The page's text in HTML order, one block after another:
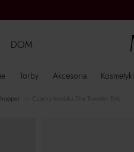
Torby Akcesoria Kosmetyki
DOM
Czarna torebka The Traveler Tote